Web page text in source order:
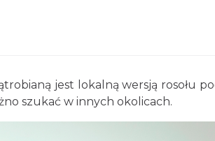
jest lokalną wersją rosołu
szukać w innych okolicach.